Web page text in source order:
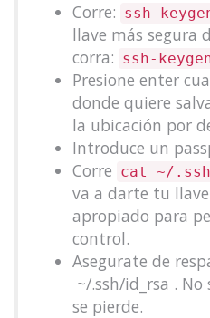
Corre: ssh-
llave más segura
corra: ssh-
Presione enter
donde quiere
la ubicación por
Introduce un
Corre cat ~/
va a darte tu
apropiado para
control.
Asegurate de
~/.ssh/id_rsa .
se pierde.